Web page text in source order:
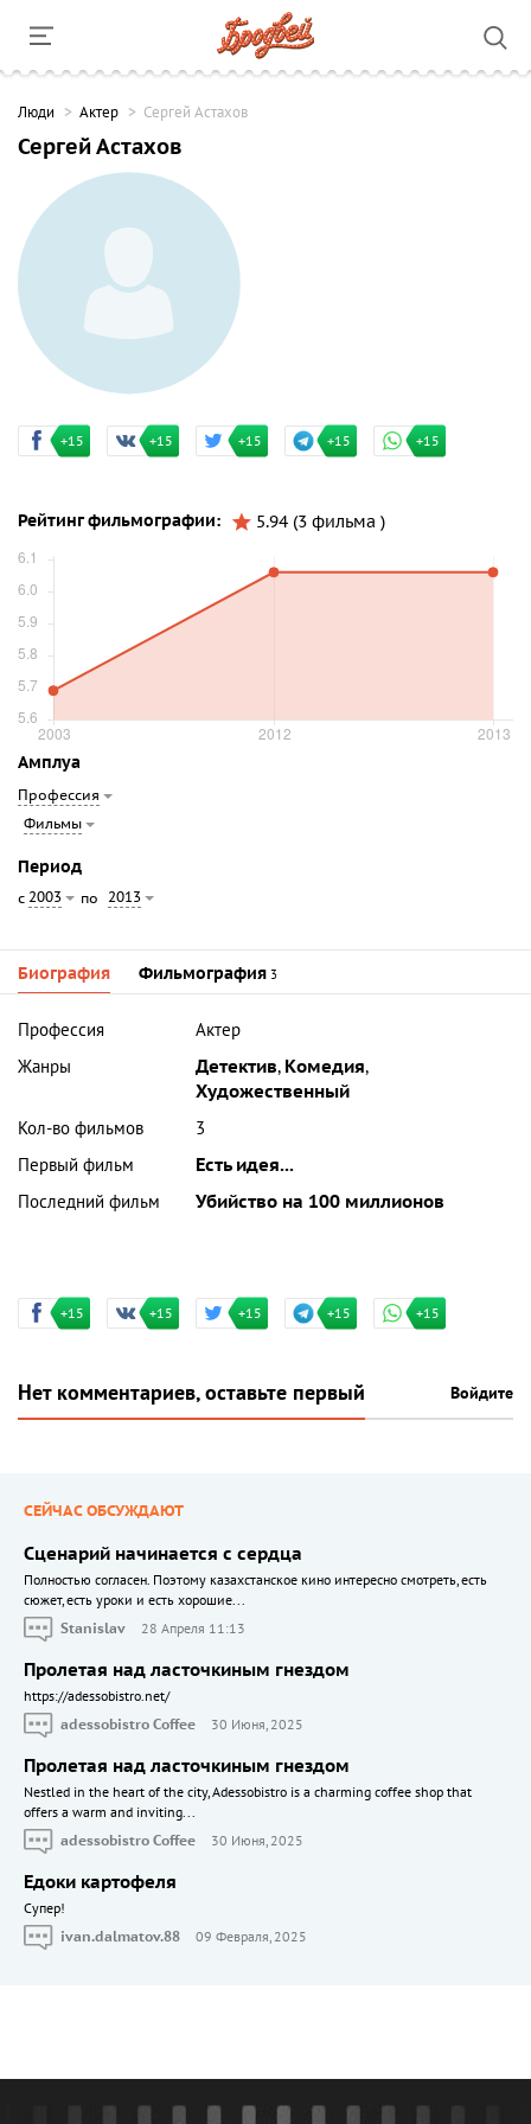
Люди Актер Сергей Астахов
Сергей Астахов
+15 +15 +15 +15 +15
Рейтинг фильмографии: 5.94 (3 фильма )
Амплуа
Профессия
Фильмы
Период
с 2003 по 2013
Биография Фильмография 3
Профессия
Актер
Жанры
Детектив, Комедия,
Художественный
Кол-во фильмов
3
Первый фильм
Есть идея...
Последний фильм
Убийство на 100 миллионов
+15 +15 +15 +15 +15
Нет комментариев, оставьте первый Войдите
СЕЙЧАС ОБСУЖДАЮТ
Сценарий начинается с сердца
Полностью согласен. Поэтому казахстанское кино интересно смотреть, есть
сюжет, есть уроки и есть хорошие...
Stanislav
28 Апреля 11:13
Пролетая над ласточкиным гнездом
https://adessobistro.net/
adessobistro Coffee
30 Июня, 2025
Пролетая над ласточкиным гнездом
Nestled in the heart of the city, Adessobistro is a charming coffee shop that
offers a warm and inviting...
adessobistro Coffee
30 Июня, 2025
Едоки картофеля
Cупер!
ivan.dalmatov.88
09 Февраля, 2025